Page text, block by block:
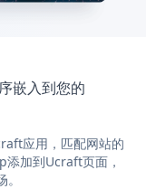
嵌入到您的
应用，匹配网站的
加到Ucraft页面，